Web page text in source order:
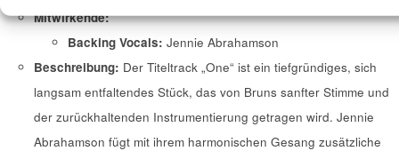
Mitwirkende:
Backing Vocals: Jennie Abrahamson
Beschreibung: Der Titeltrack „One“ ist ein tiefgründiges, sich
langsam entfaltendes Stück, das von Bruns sanfter Stimme und
der zurückhaltenden Instrumentierung getragen wird. Jennie
Abrahamson fügt mit ihrem harmonischen Gesang zusätzliche